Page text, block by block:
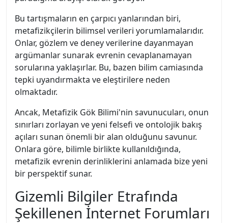
Bu tartışmaların en çarpıcı yanlarından biri,
metafizikçilerin bilimsel verileri yorumlamalarıdır.
Onlar, gözlem ve deney verilerine dayanmayan
argümanlar sunarak evrenin cevaplanamayan
sorularına yaklaşırlar. Bu, bazen bilim camiasında
tepki uyandırmakta ve eleştirilere neden
olmaktadır.
Ancak, Metafizik Gök Bilimi'nin savunucuları, onun
sınırları zorlayan ve yeni felsefi ve ontolojik bakış
açıları sunan önemli bir alan olduğunu savunur.
Onlara göre, bilimle birlikte kullanıldığında,
metafizik evrenin derinliklerini anlamada bize yeni
bir perspektif sunar.
Gizemli Bilgiler Etrafında
Şekillenen İnternet Forumları